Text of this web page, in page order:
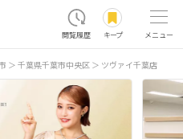
閲覧履歴 キープ メニュー
千葉県千葉市中央区 ツヴァイ千葉店